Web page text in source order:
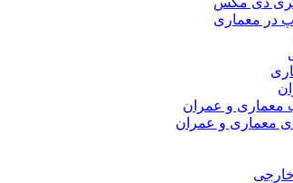
در معماری
معماری و عمران
معماری و عمران